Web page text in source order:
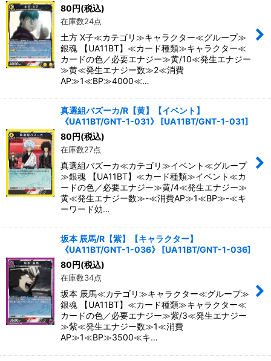
80円(税込)
在庫数24点
土方 X子≪カテゴリ≫キャラクター≪グループ≫
銀魂 【UA11BT】≪カード種類≫キャラクター≪
カードの色／必要エナジー≫黄/10≪発生エナジー
≫黄≪発生エナジー数≫2≪消費
AP≫1≪BP≫4000≪…
真選組バズーカ/R【黄】【イベント】
《UA11BT/GNT-1-031》
[UA11BT/GNT-1-031]
80円(税込)
在庫数27点
真選組バズーカ≪カテゴリ≫イベント≪グループ
≫銀魂 【UA11BT】≪カード種類≫イベント≪カ
ードの色／必要エナジー≫黄/4≪発生エナジー≫
黄≪発生エナジー数≫-≪消費AP≫1≪BP≫-≪キ
ーワード効…
坂本 辰馬/R【紫】【キャラクター】
《UA11BT/GNT-1-036》
[UA11BT/GNT-1-036]
80円(税込)
在庫数34点
坂本 辰馬≪カテゴリ≫キャラクター≪グループ≫
銀魂 【UA11BT】≪カード種類≫キャラクター≪
カードの色／必要エナジー≫紫/3≪発生エナジー
≫紫≪発生エナジー数≫1≪消費
AP≫1≪BP≫3500≪キ…